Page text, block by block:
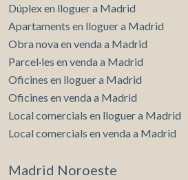
Dúplex en lloguer a Madrid
Apartaments en lloguer a Madrid
Obra nova en venda a Madrid
Parcel·les en venda a Madrid
Oficines en lloguer a Madrid
Oficines en venda a Madrid
Local comercials en lloguer a Madrid
Local comercials en venda a Madrid
Madrid Noroeste